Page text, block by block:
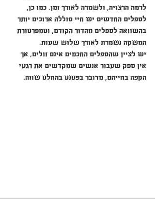
לרמה הרצויה, ולשמרה לאורך זמן. כמו כן,
לספלים החדשים יש חיי סוללה ארוכים יותר
בהשוואה לספלים מהדור הקודם, וטמפרטורת
המשקה נשמרת לאורך שלוש שעות.
יש לציין שהספלים החכמים אינם זולים, אך
אין ספק שעבור אנשים שמקדשים את רגעי
הקפה בחייהם, מדובר בפטנט בהחלט שווה.